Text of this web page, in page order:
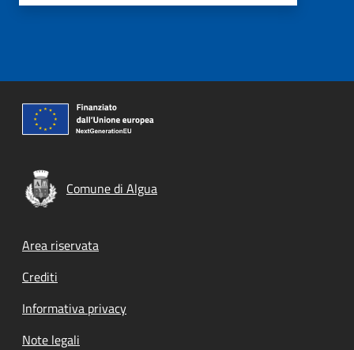
Comune di Algua
Footer menu
Area riservata
Crediti
Informativa privacy
Note legali